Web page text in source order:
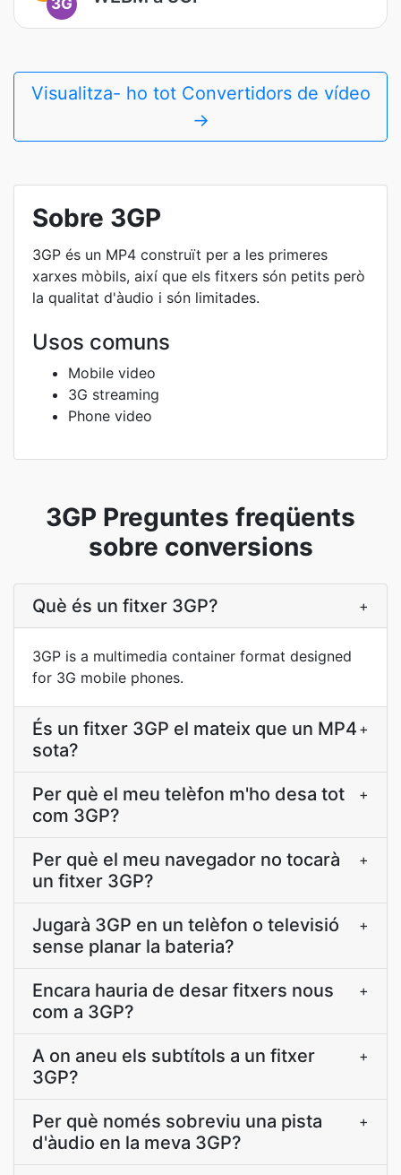
3G
Visualitza- ho tot Convertidors de vídeo
→
Sobre 3GP
3GP és un MP4 construït per a les primeres
xarxes mòbils, així que els fitxers són petits però
la qualitat d'àudio i són limitades.
Usos comuns
Mobile video
3G streaming
Phone video
3GP Preguntes freqüents
sobre conversions
Què és un fitxer 3GP? +
3GP is a multimedia container format designed
for 3G mobile phones.
És un fitxer 3GP el mateix que un MP4
sota?
+
Per què el meu telèfon m'ho desa tot
com 3GP?
+
Per què el meu navegador no tocarà
un fitxer 3GP?
+
Jugarà 3GP en un telèfon o televisió
sense planar la bateria?
+
Encara hauria de desar fitxers nous
com a 3GP?
+
A on aneu els subtítols a un fitxer
3GP?
+
Per què només sobreviu una pista
d'àudio en la meva 3GP?
+